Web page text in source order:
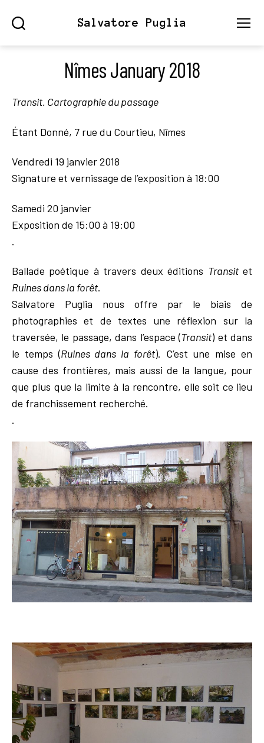
Salvatore Puglia
Nîmes January 2018
Transit. Cartographie du passage
Étant Donné, 7 rue du Courtieu, Nîmes
Vendredi 19 janvier 2018
Signature et vernissage de l’exposition à 18:00
Samedi 20 janvier
Exposition de 15:00 à 19:00
.
Ballade poétique à travers deux éditions Transitet
Ruines dans la forêt.
Salvatore Puglia nous offre par le biais de
photographies et de textes une réflexion sur la
traversée, le passage, dans l’espace (Transit) et dans
le temps (Ruines dans la forêt). C’est une mise en
cause des frontières, mais aussi de la langue, pour
que plus que la limite à la rencontre, elle soit ce lieu
de franchissement recherché.
.